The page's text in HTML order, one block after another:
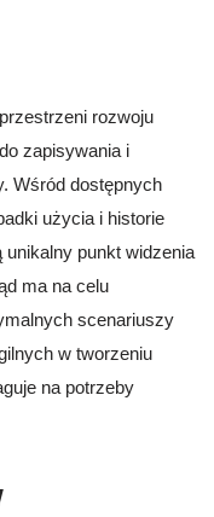
rozwoju
zapisywania i
Wśród dostępnych
użycia i historie
punkt widzenia
ma na celu
scenariuszy
w tworzeniu
na potrzeby